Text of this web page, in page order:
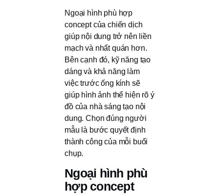
Ngoại hình phù hợp
concept của chiến dịch
giúp nội dung trở nên liền
mạch và nhất quán hơn.
Bên cạnh đó, kỹ năng tạo
dáng và khả năng làm
việc trước ống kính sẽ
giúp hình ảnh thể hiện rõ ý
đồ của nhà sáng tạo nội
dung. Chọn đúng người
mẫu là bước quyết định
thành công của mỗi buổi
chụp.
Ngoại hình phù
hợp concept